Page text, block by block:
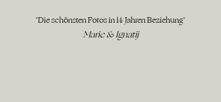
"Die schönsten Fotos in 14 Jahren Beziehung"
Marie & Ignatij